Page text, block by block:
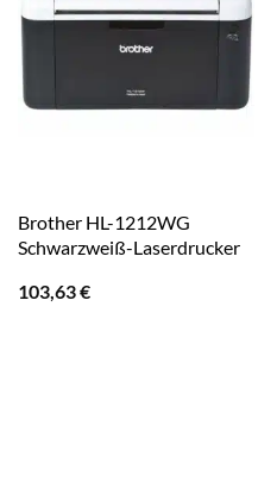
Brother HL-1212WG
Schwarzweiß-Laserdrucker
103,63€